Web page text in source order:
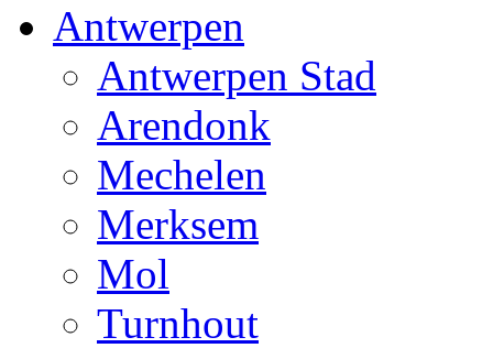
Antwerpen
Antwerpen Stad
Arendonk
Mechelen
Merksem
Mol
Turnhout